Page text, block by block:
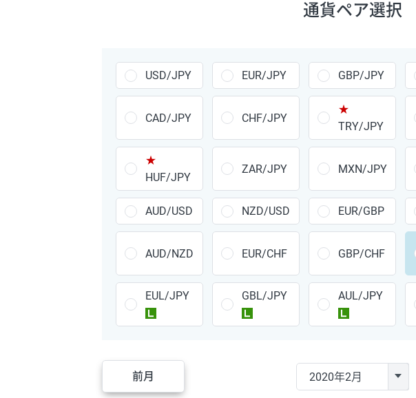
GBP/JPY 170円
AUD/JPY 106円
NZD/JPY 28円
CAD/JPY 38円
CHF/JPY 34円
PLN/JPY 35円
HUF/JPY 16円
ZAR/JPY 130円
MXN/JPY 140円
通貨ペア選択
USD/JPY EUR/JPY GBP/JPY
CAD/JPY CHF/JPY
★
TRY/JPY
★
HUF/JPY
ZAR/JPY MXN/JPY
AUD/USD NZD/USD EUR/GBP
AUD/NZD EUR/CHF GBP/CHF
EUL/JPY
GBL/JPY
AUL/JPY
前月